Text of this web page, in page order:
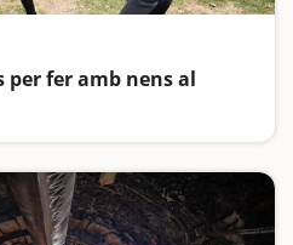
fer amb nens al